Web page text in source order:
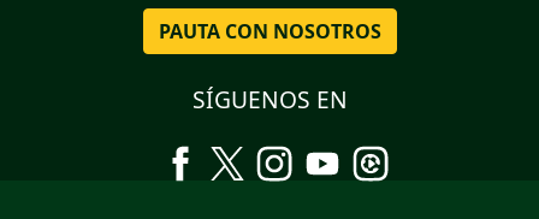
PAUTA CON NOSOTROS
SÍGUENOS EN